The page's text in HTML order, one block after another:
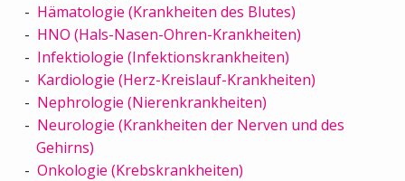
Hämatologie (Krankheiten des Blutes)
HNO (Hals-Nasen-Ohren-Krankheiten)
Infektiologie (Infektionskrankheiten)
Kardiologie (Herz-Kreislauf-Krankheiten)
Nephrologie (Nierenkrankheiten)
Neurologie (Krankheiten der Nerven und des
Gehirns)
Onkologie (Krebskrankheiten)